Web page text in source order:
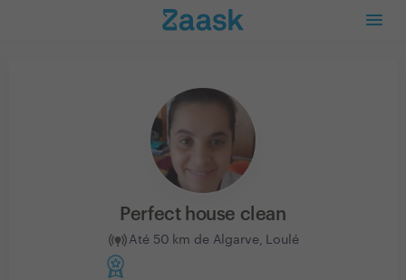
Perfect house clean
Até 50 km de Algarve, Loulé